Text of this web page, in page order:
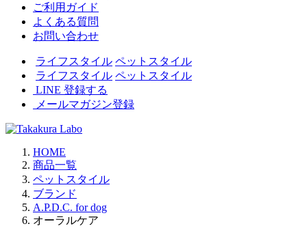
ご利用ガイド
よくある質問
お問い合わせ
ライフスタイル ペットスタイル
ライフスタイル ペットスタイル
LINE 登録する
メールマガジン登録
HOME
商品一覧
ペットスタイル
ブランド
A.P.D.C. for dog
オーラルケア